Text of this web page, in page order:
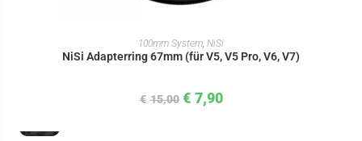
IN DEN WARENKORB
100mm System NiSi
NiSi Adapterring 67mm (für V5, V5 Pro, V6, V7)
€ 15,00 € 7,90